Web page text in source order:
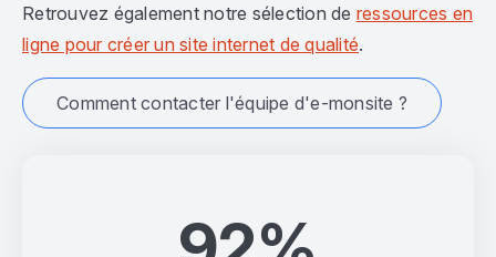
Retrouvez également notre sélection de ressources en
ligne pour créer un site internet de qualité.
Comment contacter l'équipe d'e-monsite ?